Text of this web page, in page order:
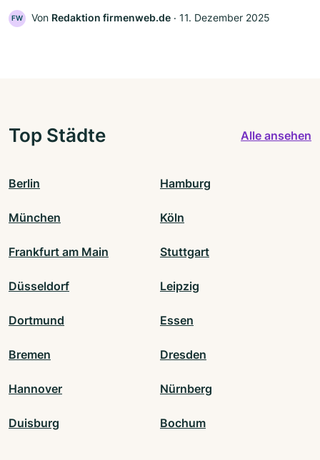
FW Von Redaktion firmenweb.de ‧ 11. Dezember 2025
Top Städte Alle ansehen
Berlin Hamburg
München Köln
Frankfurt am Main Stuttgart
Düsseldorf Leipzig
Dortmund Essen
Bremen Dresden
Hannover Nürnberg
Duisburg Bochum